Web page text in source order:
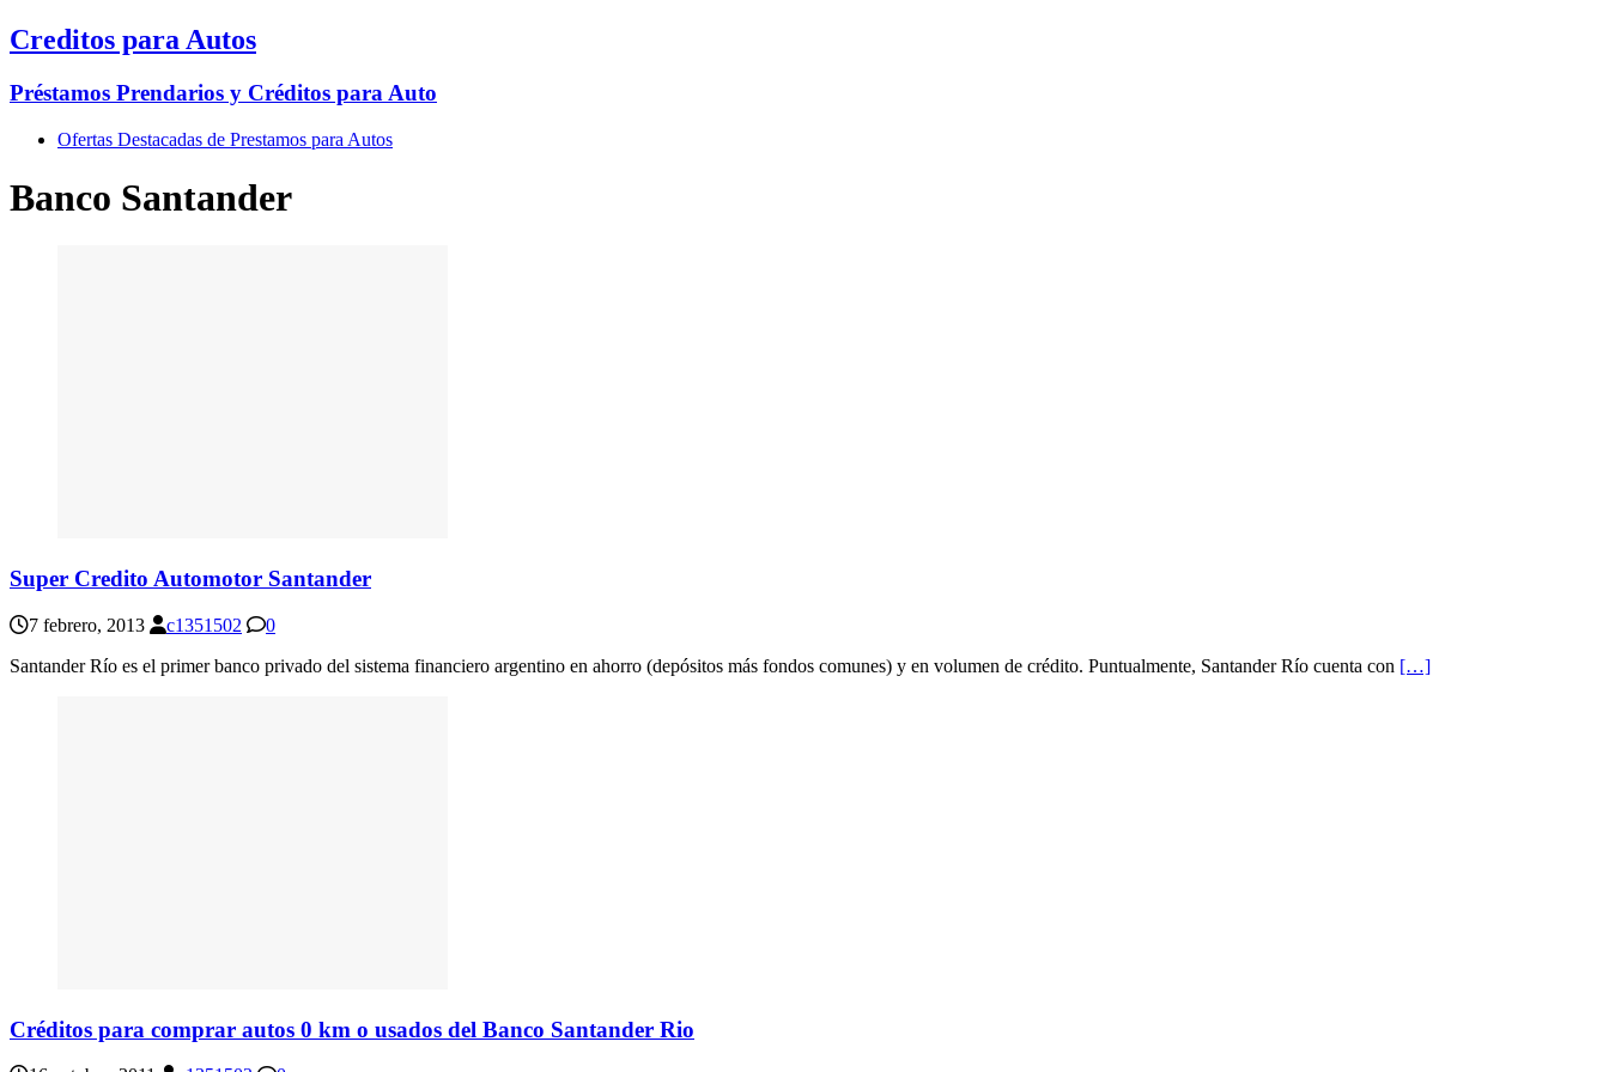
Creditos para Autos
Préstamos Prendarios y Créditos para Auto
Ofertas Destacadas de Prestamos para Autos
Banco Santander
Super Credito Automotor Santander
7 febrero, 2013 c1351502
0
Santander Río es el primer banco privado del sistema financiero argentino en ahorro (depósitos más fondos comunes) y en volumen de crédito. Puntualmente, Santander Río cuenta con […]
Créditos para comprar autos 0 km o usados del Banco Santander Rio